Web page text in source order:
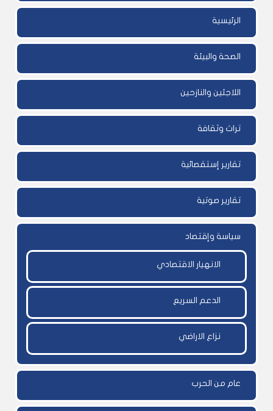
الرئيسية
الصحة والبيئة
اللاجئين والنازحين
تراث وثقافة
تقارير إستقصائية
تقارير صوتية
سياسة وإقتصاد
الانهيار الاقتصادي
الدعم السريع
نزاع الاراضي
عام من الحرب